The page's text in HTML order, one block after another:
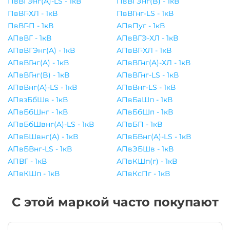
ПвВГ-ХЛ - 1кВ
ПвВГнг-LS - 1кВ
ПвВГ-П - 1кВ
АПвПуг - 1кВ
АПвВГ - 1кВ
АПвВГЭ-ХЛ - 1кВ
АПвВГЭнг(A) - 1кВ
АПвВГ-ХЛ - 1кВ
АПвВГнг(A) - 1кВ
АПвВГнг(A)-ХЛ - 1кВ
АПвВГнг(B) - 1кВ
АПвВГнг-LS - 1кВ
АПвВнг(A)-LS - 1кВ
АПвВнг-LS - 1кВ
АПвзБбШв - 1кВ
АПвБаШп - 1кВ
АПвБбШнг - 1кВ
АПвБбШп - 1кВ
АПвБбШвнг(A)-LS - 1кВ
АПвБП - 1кВ
АПвБШвнг(A) - 1кВ
АПвБВнг(A)-LS - 1кВ
АПвБВнг-LS - 1кВ
АПвЭБШв - 1кВ
АПВГ - 1кВ
АПвКШп(г) - 1кВ
АПвКШп - 1кВ
АПвКсПг - 1кВ
С этой маркой часто покупают